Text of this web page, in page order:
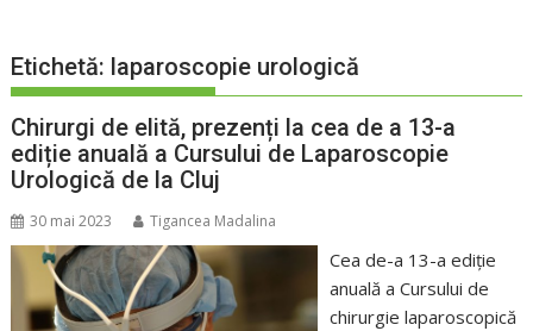
Etichetă: laparoscopie urologică
Chirurgi de elită, prezenți la cea de a 13-a
ediție anuală a Cursului de Laparoscopie
Urologică de la Cluj
30 mai 2023 Tigancea Madalina
Cea de-a 13-a ediție
anuală a Cursului de
chirurgie laparoscopică